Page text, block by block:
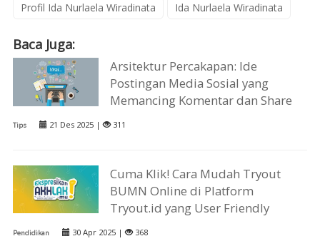
Profil Ida Nurlaela Wiradinata Ida Nurlaela Wiradinata
Baca Juga:
Arsitektur Percakapan: Ide
Postingan Media Sosial yang
Memancing Komentar dan Share
Tips 21 Des 2025 | 311
Cuma Klik! Cara Mudah Tryout
BUMN Online di Platform
Tryout.id yang User Friendly
Pendidikan 30 Apr 2025 | 368